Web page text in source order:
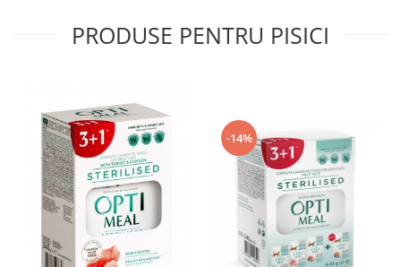
PRODUSE PENTRU PISICI
-14%